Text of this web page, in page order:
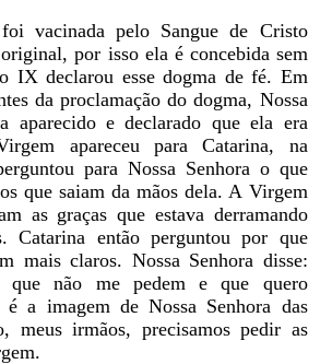
vacinada pelo Sangue de Cristo
por isso ela é concebida sem
IX declarou esse dogma de fé. Em
da proclamação do dogma, Nossa
aparecido e declarado que ela era
apareceu para Catarina, na
para Nossa Senhora o que
que saiam da mãos dela. A Virgem
as graças que estava derramando
Catarina então perguntou por que
mais claros. Nossa Senhora disse:
que não me pedem e que quero
é a imagem de Nossa Senhora das
meus irmãos, precisamos pedir as